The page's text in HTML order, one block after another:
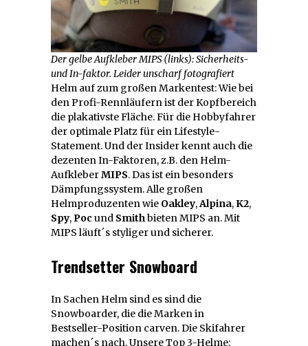
Der gelbe Aufkleber MIPS (links): Sicherheits-
und In-faktor. Leider unscharf fotografiert
Helm auf zum großen Markentest: Wie bei
den Profi-Rennläufern ist der Kopfbereich
die plakativste Fläche. Für die Hobbyfahrer
der optimale Platz für ein Lifestyle-
Statement. Und der Insider kennt auch die
dezenten In-Faktoren, z.B. den Helm-
AufkleberMIPS. Das ist ein besonders
Dämpfungssystem. Alle großen
Helmproduzenten wie Oakley,Alpina,K2,
Spy,Poc und Smithbieten MIPS an. Mit
MIPS läuft´s styliger und sicherer.
Trendsetter Snowboard
In Sachen Helm sind es sind die
Snowboarder, die die Marken in
Bestseller-Position carven. Die Skifahrer
machen´s nach. Unsere Top 3-Helme: